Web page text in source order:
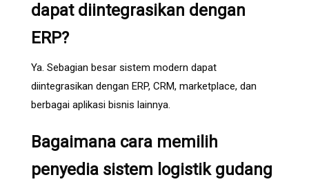
dapat diintegrasikan dengan
ERP?
Ya. Sebagian besar sistem modern dapat
diintegrasikan dengan ERP, CRM, marketplace, dan
berbagai aplikasi bisnis lainnya.
Bagaimana cara memilih
penyedia sistem logistik gudang